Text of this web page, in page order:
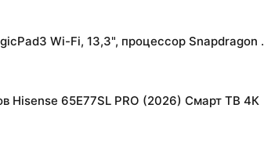
Планшет
Hisense 65E77SL PRO (2026) Смарт ТВ 4К